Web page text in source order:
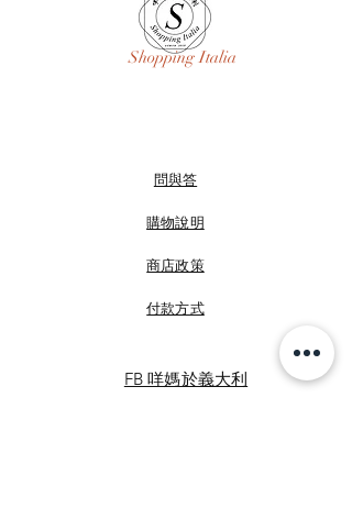
Shopping Italia
問與答
購物說明
商店政策
付款方式
FB 咩媽於義大利